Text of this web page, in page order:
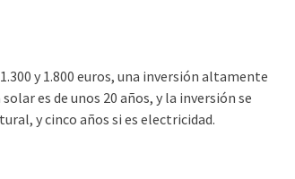
y 1.800 euros, una inversión altamente
es de unos 20 años, y la inversión se
y cinco años si es electricidad.